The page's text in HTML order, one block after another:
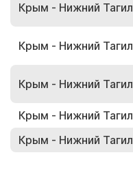
Крым - Нижний Тагил
Крым - Нижний Тагил
Крым - Нижний Тагил
Крым - Нижний Тагил
Крым - Нижний Тагил